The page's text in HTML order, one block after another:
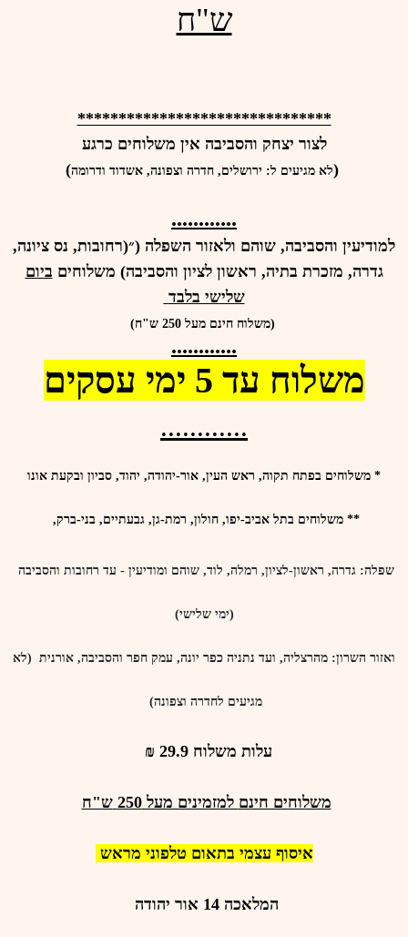
ש"ח
*******************************
לצור יצחק והסביבה אין משלוחים כרגע
(לא מגיעים ל: ירושלים, חדרה וצפונה, אשדוד ודרומה)
............
למודיעין והסביבה, שוהם ולאזור השפלה (״(רחובות, נס ציונה,
גדרה, מזכרת בתיה, ראשון לציון והסביבה) משלוחים ביום
שלישי בלבד
(משלוח חינם מעל 250 ש"ח)
............
משלוח עד 5 ימי עסקים
............
* משלוחים בפתח תקוה, ראש העין, אור-יהודה, יהוד, סביון ובקעת אונו
** משלוחים בתל אביב-יפו, חולון, רמת-גן, גבעתיים, בני-ברק,
שפלה: גדרה, ראשון-לציון, רמלה, לוד, שוהם ומודיעין - עד רחובות והסביבה
(ימי שלישי)
ואזור השרון: מהרצליה, ועד נתניה כפר יונה, עמק חפר והסביבה, אורנית (לא
מגיעים לחדרה וצפונה)
עלות משלוח 29.9 ₪
משלוחים חינם למזמינים מעל250 ש"ח
איסוף עצמי בתאום טלפוני מראש
המלאכה 14 אור יהודה